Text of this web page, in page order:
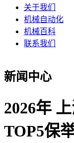
关于我们
机械自动化
机械百科
联系我们
新闻中心
2026年
TOP5保